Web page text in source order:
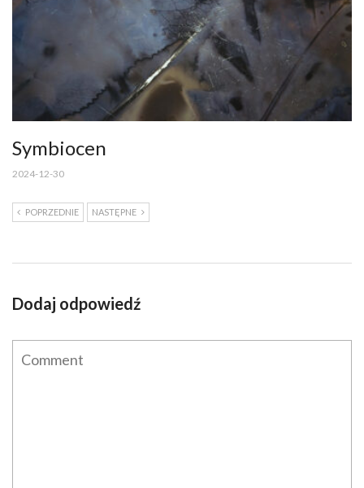
Symbiocen
2024-12-30
POPRZEDNIE NASTĘPNE
Dodaj odpowiedź